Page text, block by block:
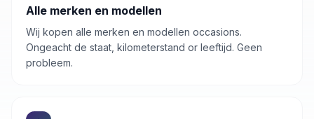
Alle merken en modellen
Wij kopen alle merken en modellen occasions.
Ongeacht de staat, kilometerstand or leeftijd. Geen
probleem.